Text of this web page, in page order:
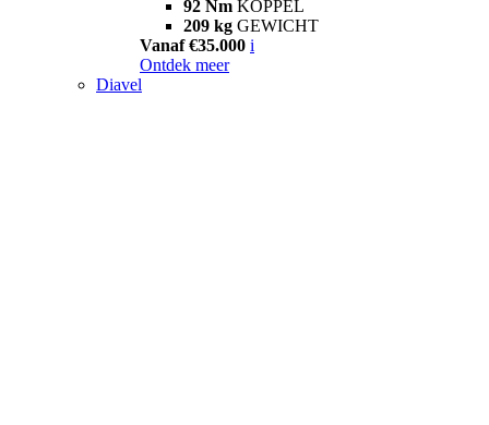
92 Nm KOPPEL
209 kg GEWICHT
Vanaf €35.000 i
Ontdek meer
Diavel